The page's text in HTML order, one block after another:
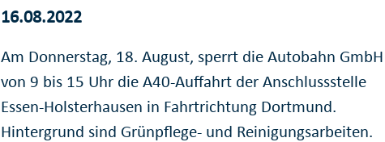
16.08.2022
Am Donnerstag, 18. August, sperrt die Autobahn GmbH
von 9 bis 15 Uhr die A40-Auffahrt der Anschlussstelle
Essen-Holsterhausen in Fahrtrichtung Dortmund.
Hintergrund sind Grünpflege- und Reinigungsarbeiten.